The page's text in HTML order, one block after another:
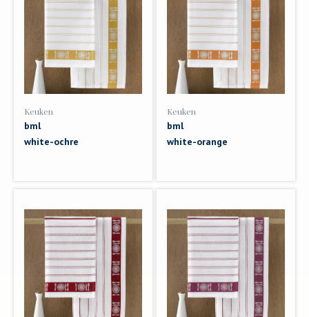
Keuken
bml
white-ochre
Keuken
bml
white-orange